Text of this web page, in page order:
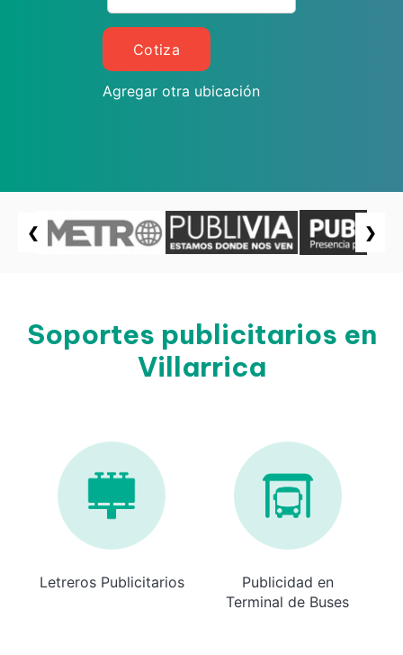
Cotiza
Agregar otra ubicación
❮ ❯
Soportes publicitarios en
Villarrica
Letreros Publicitarios
Publicidad en
Terminal de Buses